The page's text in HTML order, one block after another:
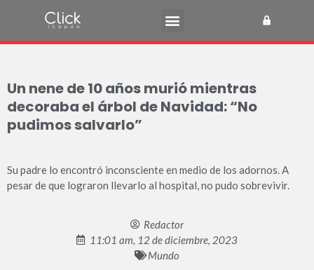
Un nene de 10 años murió mientras
decoraba el árbol de Navidad: “No
pudimos salvarlo”
Su padre lo encontró inconsciente en medio de los adornos. A
pesar de que lograron llevarlo al hospital, no pudo sobrevivir.
Redactor
11:01 am, 12 de diciembre, 2023
Mundo